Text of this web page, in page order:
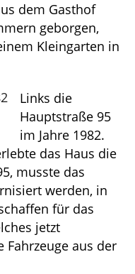
dem Gasthof
geborgen,
Kleingarten in
Links die
Hauptstraße 95
im Jahre 1982.
das Haus die
musste das
werden, in
für das
jetzt
aus der